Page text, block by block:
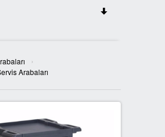
ÇÖP KUTULARI
DÖNÜŞÜM KUTULARI
KUTULARI
›
Arabaları